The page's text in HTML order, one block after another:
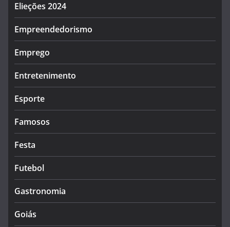
Elieções 2024
Empreendedorismo
Emprego
Entretenimento
Esporte
Famosos
Festa
Futebol
Gastronomia
Goiás